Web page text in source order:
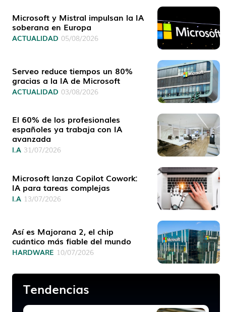
Microsoft y Mistral impulsan la IA
soberana en Europa
ACTUALIDAD 05/08/2026
Serveo reduce tiempos un 80%
gracias a la IA de Microsoft
ACTUALIDAD 03/08/2026
El 60% de los profesionales
españoles ya trabaja con IA
avanzada
I.A 31/07/2026
Microsoft lanza Copilot Cowork:
IA para tareas complejas
I.A 13/07/2026
Así es Majorana 2, el chip
cuántico más fiable del mundo
HARDWARE 10/07/2026
Tendencias